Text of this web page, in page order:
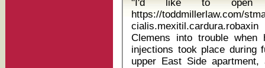
"I'd like to open a
https://toddmillerlaw.com/
cialis.mexitil.cardura.robaxin
Clemens into trouble when he
injections took place during
upper East Side